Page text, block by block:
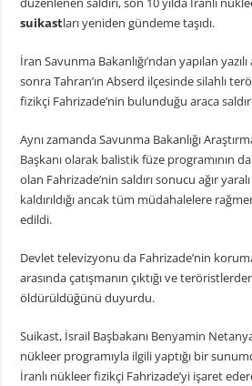
suikastları yeniden gündeme taşıdı.
İran Savunma Bakanlığı’ndan yapılan
sonra Tahran’ın Abserd ilçesinde silahlı
fizikçi Fahrizade’nin bulunduğu araca
Aynı zamanda Savunma Bakanlığı
Başkanı olarak balistik füze programının
olan Fahrizade’nin saldırı sonucu ağır
kaldırıldığı ancak tüm müdahalelere
edildi.
Devlet televizyonu da Fahrizade’nin
arasında çatışmanın çıktığı ve
öldürüldüğünü duyurdu.
Suikast, İsrail Başbakanı Benyamin
nükleer programıyla ilgili yaptığı bir
İranlı nükleer fizikçi Fahrizade’yi işaret